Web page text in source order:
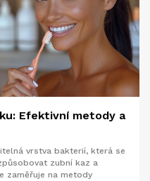
Efektivní metody a
vrstva bakterií, která se
zubní kaz a
zaměřuje na metody